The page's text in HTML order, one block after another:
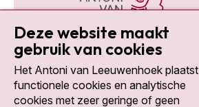
Social media
Deze website maakt
gebruik van cookies
Het Antoni van Leeuwenhoek plaatst
functionele cookies en analytische
cookies met zeer geringe of geen